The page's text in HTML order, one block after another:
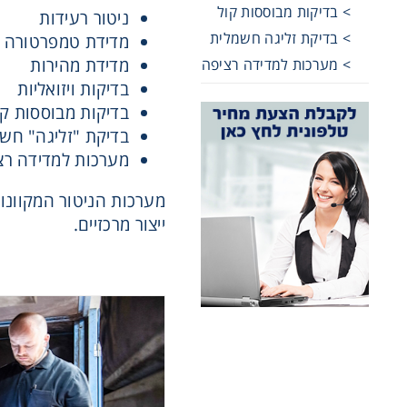
> בדיקות מבוססות קול
> בדיקת זליגה חשמלית
> מערכות למדידה רציפה
ניטור רעידות
מדידת טמפרטורה
מדידת מהירות
בדיקות ויזואליות
בדיקות מבוססות
בדיקת "זליגה"
מערכות למדידה
ייצור מרכזיים.
רצועות
שינוע
עיבוד
רשתות